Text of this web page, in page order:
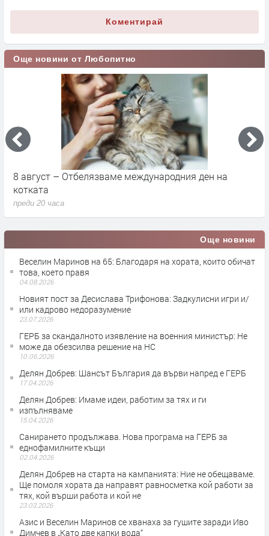
Коментирай
Още новини от Любопитно
8 август – Отбелязваме международния ден на
котката
преди 20 часа
Още новини
Веселин Маринов на 65: Благодаря на хората, които обичат
това, което правя
04.08.2026
Новият пост за Десислава Трифонова: Задкулисни игри и/
или кадрово недоразумение
23.07.2026
ГЕРБ за скандалното изявление на военния министър: Не
може да обезсилва решение на НС
10.06.2026
Делян Добрев: Шансът България да върви напред е ГЕРБ
17.04.2026
Делян Добрев: Имаме идеи, работим за тях и ги
изпълняваме
15.04.2026
Санирането продължава. Нова програма на ГЕРБ за
еднофамилните къщи
02.04.2026
Делян Добрев на старта на кампанията: Ние не обещаваме.
Ще помоля хората да направят равносметка кой работи за
тях, кой върши работа и кой не
23.03.2026
Азис и Веселин Маринов се хванаха за гушите заради Иво
Димчев в „Като две капки вода“